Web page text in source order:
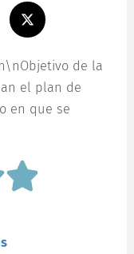
de la
el plan de
en que se